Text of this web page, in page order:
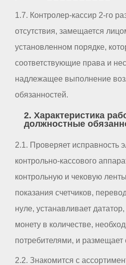
1.7. Контролер-кассир 2-го
отсутствия, замещается
установленном порядке,
соответствующие права и
надлежащее выполнение
обязанностей.
2. Характеристика
должностные
2.1. Проверяет исправность
контрольно-кассового
контрольную и чековую
показания счетчиков,
нуле, устанавливает
монету в количестве,
потребителями, и размещает
2.2. Знакомится с